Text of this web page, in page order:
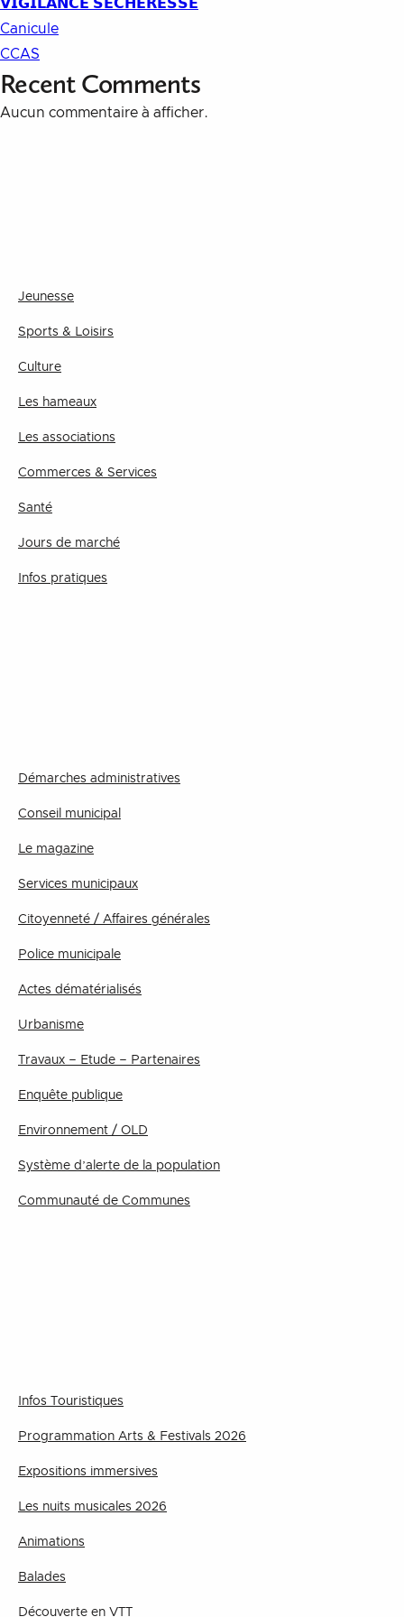
𝗩𝗜𝗚𝗜𝗟𝗔𝗡𝗖𝗘 𝗦𝗘́𝗖𝗛𝗘𝗥𝗘𝗦𝗦𝗘
Canicule
CCAS
Recent Comments
Aucun commentaire à afficher.
Jeunesse
Sports & Loisirs
Culture
Les hameaux
Les associations
Commerces & Services
Santé
Jours de marché
Infos pratiques
Démarches administratives
Conseil municipal
Le magazine
Services municipaux
Citoyenneté / Affaires générales
Police municipale
Actes dématérialisés
Urbanisme
Travaux – Etude – Partenaires
Enquête publique
Environnement / OLD
Système d’alerte de la population
Communauté de Communes
Infos Touristiques
Programmation Arts & Festivals 2026
Expositions immersives
Les nuits musicales 2026
Animations
Balades
Découverte en VTT